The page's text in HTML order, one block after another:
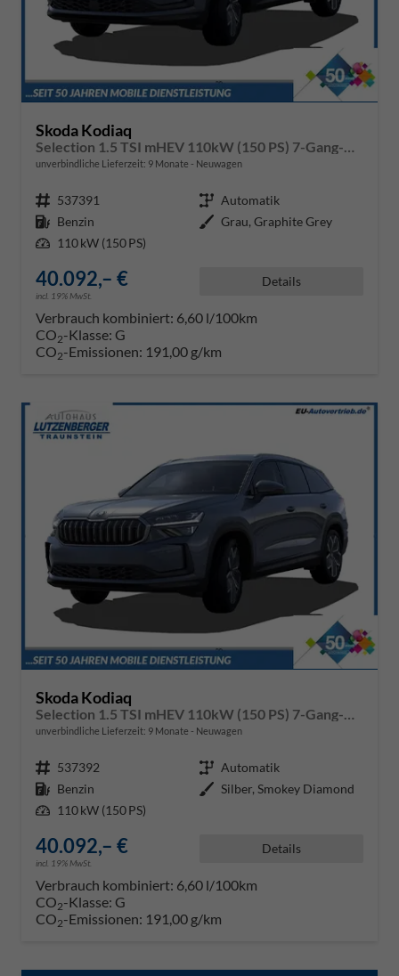
Skoda Kodiaq
unverbindliche Lieferzeit: 9 Monate Neuwagen
Fahrzeugnr. 537391 Getriebe Automatik
Kraftstoff Benzin Außenfarbe Grau, Graphite Grey
Leistung 110 kW (150 PS)
40.092,– €
incl. 19% MwSt.
Details
Verbrauch kombiniert: 6,60 l/100km
CO2-Klasse: G
CO2-Emissionen: 191,00 g/km
Skoda Kodiaq
unverbindliche Lieferzeit: 9 Monate Neuwagen
Fahrzeugnr. 537392 Getriebe Automatik
Kraftstoff Benzin Außenfarbe Silber, Smokey Diamond
Leistung 110 kW (150 PS)
40.092,– €
incl. 19% MwSt.
Details
Verbrauch kombiniert: 6,60 l/100km
CO2-Klasse: G
CO2-Emissionen: 191,00 g/km